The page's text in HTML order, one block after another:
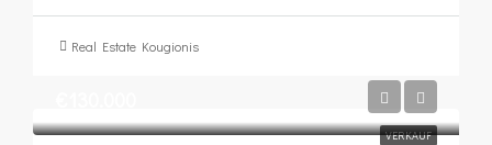
Real Estate Kougionis
VERKAUF